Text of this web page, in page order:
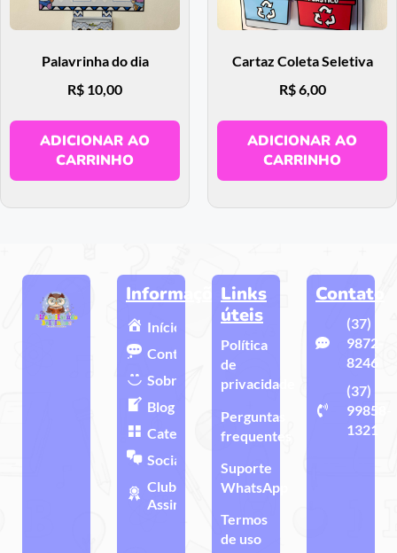
Palavrinha do dia
R$ 10,00
ADICIONAR AO
CARRINHO
Cartaz Coleta Seletiva
R$6,00
ADICIONAR AO
CARRINHO
Informações
Início
Contato
Sobre
Blog
Categorias
Sociais
Clube de
Assinatura
Links
úteis
Política
de
privacidade
Perguntas
frequentes
Suporte
WhatsApp
Termos
de uso
Contato
(37)
9872-
8246
(37)
99858-
1321